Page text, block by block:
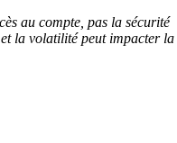
au compte, pas la sécurité
la volatilité peut impacter la